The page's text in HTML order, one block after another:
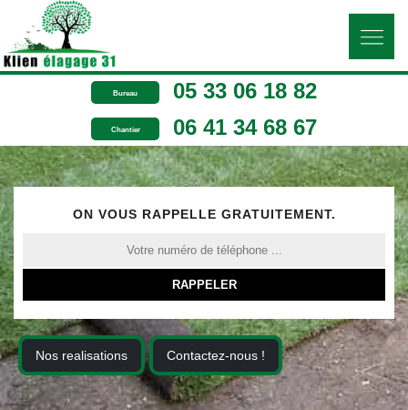
Bureau 05 33 06 18 82
Chantier 06 41 34 68 67
ON VOUS RAPPELLE GRATUITEMENT.
Nos realisations Contactez-nous !